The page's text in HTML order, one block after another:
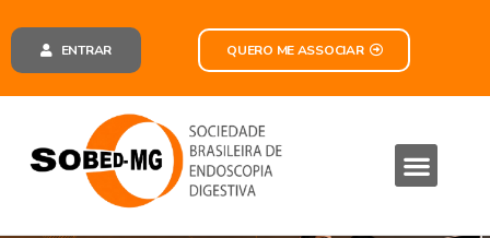
ENTRAR QUERO ME ASSOCIAR